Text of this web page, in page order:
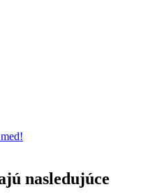
nasledujúce